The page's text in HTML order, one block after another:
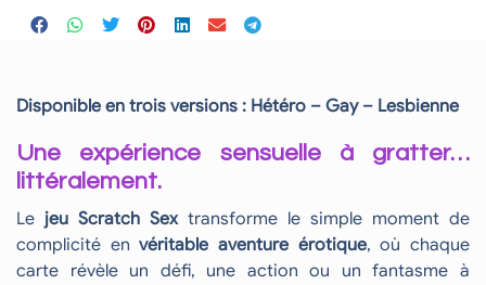
Disponible en trois versions : Hétéro – Gay – Lesbienne
Une expérience sensuelle à gratter…
littéralement.
Le jeu Scratch Sextransforme le simple moment de
complicité envéritable aventure érotique, où chaque
carte révèle un défi, une action ou un fantasme à